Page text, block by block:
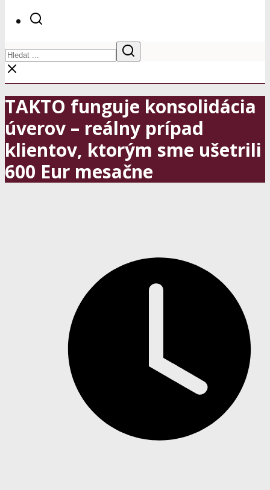
TAKTO funguje konsolidácia
úverov – reálny prípad
klientov, ktorým sme ušetrili
600 Eur mesačne